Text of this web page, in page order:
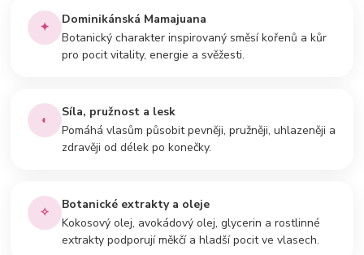
✦
Dominikánská Mamajuana
Botanický charakter inspirovaný směsí kořenů a kůr
pro pocit vitality, energie a svěžesti.
◐
Síla, pružnost a lesk
Pomáhá vlasům působit pevněji, pružněji, uhlazeněji a
zdravěji od délek po konečky.
✧
Botanické extrakty a oleje
Kokosový olej, avokádový olej, glycerin a rostlinné
extrakty podporují měkčí a hladší pocit ve vlasech.